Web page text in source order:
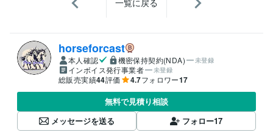
一覧に戻る
horseforcast
本人確認 機密保持契約(NDA) 未登録
インボイス発行事業者 未登録
総販売実績44評価 4.7フォロワー17
無料で見積り相談
メッセージを送る
フォロー17